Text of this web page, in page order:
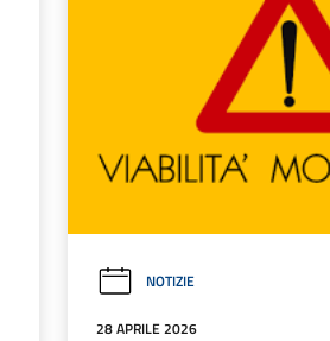
NOTIZIE
28 APRILE 2026